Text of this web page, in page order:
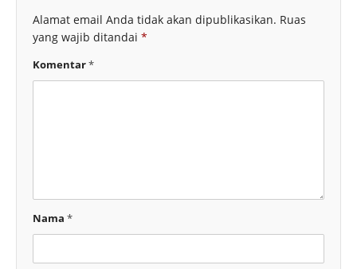
Alamat email Anda tidak akan dipublikasikan. Ruas
yang wajib ditandai *
Komentar*
Nama *